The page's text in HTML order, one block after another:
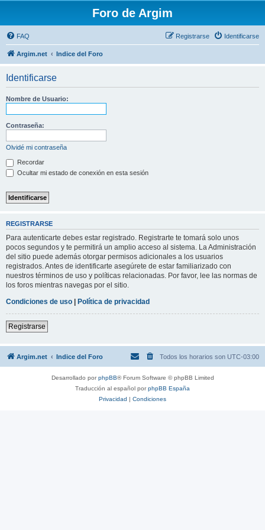
Foro de Argim
FAQ Identificarse
Registrarse
Argim.net Indice del Foro
Identificarse
Nombre de Usuario:
Contraseña:
Olvidé mi contraseña
Recordar
Ocultar mi estado de conexión en esta sesión
REGISTRARSE
Para autenticarte debes estar registrado. Registrarte te tomará solo unos
pocos segundos y te permitirá un amplio acceso al sistema. La Administración
del sitio puede además otorgar permisos adicionales a los usuarios
registrados. Antes de identificarte asegúrete de estar familiarizado con
nuestros términos de uso y políticas relacionadas. Por favor, lee las normas de
los foros mientras navegas por el sitio.
Condiciones de uso | Política de privacidad
Registrarse
Argim.net Indice del Foro Todos los horarios son UTC-03:00
Desarrollado porphpBB® Forum Software © phpBB Limited
Traducción al español porphpBB España
Privacidad | Condiciones